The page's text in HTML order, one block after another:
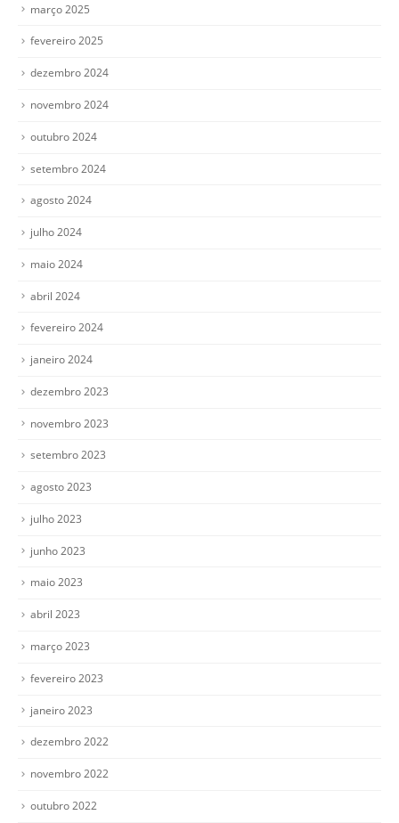
março 2025
fevereiro 2025
dezembro 2024
novembro 2024
outubro 2024
setembro 2024
agosto 2024
julho 2024
maio 2024
abril 2024
fevereiro 2024
janeiro 2024
dezembro 2023
novembro 2023
setembro 2023
agosto 2023
julho 2023
junho 2023
maio 2023
abril 2023
março 2023
fevereiro 2023
janeiro 2023
dezembro 2022
novembro 2022
outubro 2022